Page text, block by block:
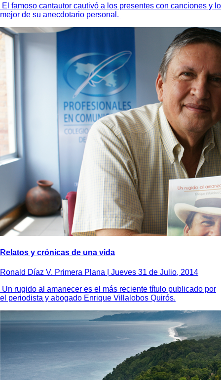
El famoso cantautor cautivó a los presentes con canciones y lo
mejor de su anecdotario personal.
Relatos y crónicas de una vida
Ronald Díaz V. Primera Plana | Jueves 31 de Julio, 2014
Un rugido al amanecer es el más reciente título publicado por
el periodista y abogado Enrique Villalobos Quirós.